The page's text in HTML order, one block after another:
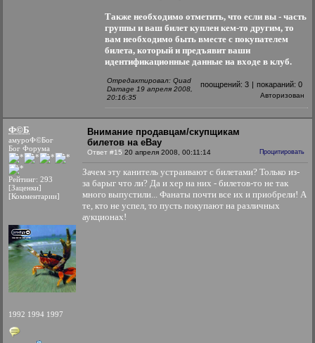
Также необходимо отметить, что если вы - часть
группы и ваш билет куплен кем-то другим, то
вам необходимо быть вместе с покупателем
билета, который и предъявит ваши
идентификационные данные на входе в клуб.
Отредактировал: Quad
Damage 19 апреля 2008,
20:16:35
поощрений: 3 | покараний: 0
Авторизован
Ф©Б
амуроФ©Бог
Бог Форума
Рейтинг: 293
[Заценки]
[Комментарии]
1992 1994 1997
Внимание продавцам/скупщикам
билетов на eBay
Ответ #15 20 апреля 2008, 00:11:14 Процитировать
Зачем эту канитель устраивают с билетами? Только из-
за барыг что ли? Да и хер на них - билетов-то не так
много выпустили... Фанаты почти все их и приобрели! А
те, кто не успел, то пусть покупают на различных
аукционах!